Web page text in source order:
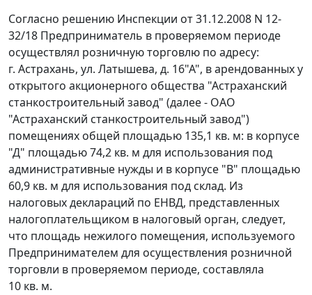
Согласно решению Инспекции от 31.12.2008 N 12-
32/18 Предприниматель в проверяемом периоде
осуществлял розничную торговлю по адресу:
г. Астрахань, ул. Латышева, д. 16"А", в арендованных у
открытого акционерного общества "Астраханский
станкостроительный завод" (далее - ОАО
"Астраханский станкостроительный завод")
помещениях общей площадью 135,1 кв. м: в корпусе
"Д" площадью 74,2 кв. м для использования под
административные нужды и в корпусе "В" площадью
60,9 кв. м для использования под склад. Из
налоговых деклараций по ЕНВД, представленных
налогоплательщиком в налоговый орган, следует,
что площадь нежилого помещения, используемого
Предпринимателем для осуществления розничной
торговли в проверяемом периоде, составляла
10 кв. м.